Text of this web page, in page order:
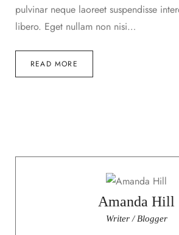
Amanda Hill
Writer / Blogger
pulvinar neque laoreet suspendisse
libero. Eget nullam non nisi…
READ MORE